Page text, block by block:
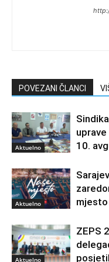
POVEZANI ČLANCI
Aktuelno
10.
Aktuelno
Aktuelno
ZEPS